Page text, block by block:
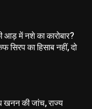
आड़ में नशे का कारोबार?
का हिसाब नहीं, दो
खनन की जांच, राज्य